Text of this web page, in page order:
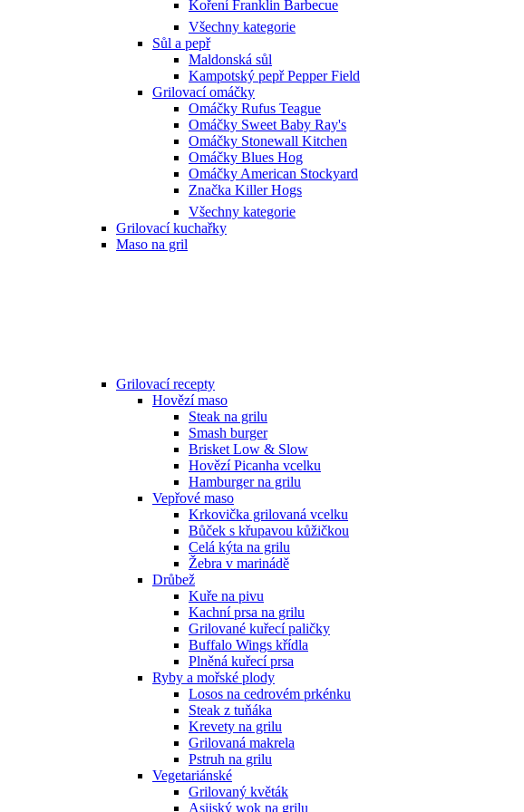
Koření Franklin Barbecue
Všechny kategorie
Sůl a pepř
Maldonská sůl
Kampotský pepř Pepper Field
Grilovací omáčky
Omáčky Rufus Teague
Omáčky Sweet Baby Ray's
Omáčky Stonewall Kitchen
Omáčky Blues Hog
Omáčky American Stockyard
Značka Killer Hogs
Všechny kategorie
Grilovací kuchařky
Maso na gril
Grilovací recepty
Hovězí maso
Steak na grilu
Smash burger
Brisket Low & Slow
Hovězí Picanha vcelku
Hamburger na grilu
Vepřové maso
Krkovička grilovaná vcelku
Bůček s křupavou kůžičkou
Celá kýta na grilu
Žebra v marinádě
Drůbež
Kuře na pivu
Kachní prsa na grilu
Grilované kuřecí paličky
Buffalo Wings křídla
Plněná kuřecí prsa
Ryby a mořské plody
Losos na cedrovém prkénku
Steak z tuňáka
Krevety na grilu
Grilovaná makrela
Pstruh na grilu
Vegetariánské
Grilovaný květák
Asijský wok na grilu